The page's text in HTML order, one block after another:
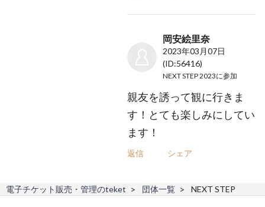
岡安絵里奈
2023年03月07日
(ID:56416)
NEXT STEP 2023に参加
親友を誘って観に行きま
す！とても楽しみにしてい
ます！
返信 シェア
電子チケット販売・管理のteket 団体一覧 NEXT STEP